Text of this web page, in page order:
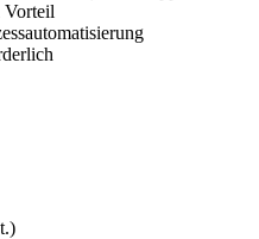
Vorteil